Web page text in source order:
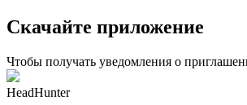
Скачайте приложение
Чтобы получать уведомления о
HeadHunter